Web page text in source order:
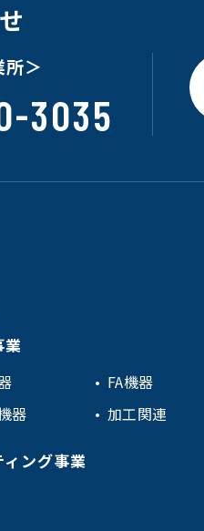
所＞
3035
業
FA機器
器
加工関連
ィング事業